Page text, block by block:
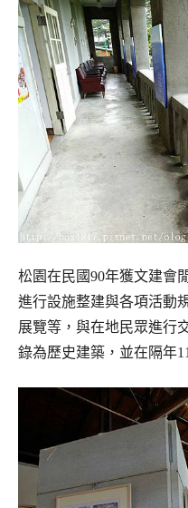
松園在民國90年獲文建會
進行設施整建與各項活動
展覽等，與在地民眾進行
錄為歷史建築，並在隔年